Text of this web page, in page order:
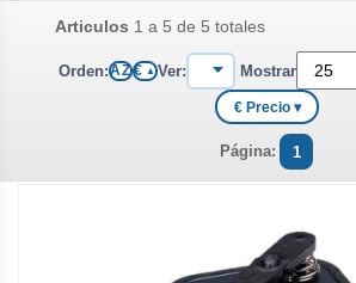
Articulos 1 a 5 de 5 totales
Orden:A Z € ▲ Ver: Mostrar
€ Precio ▾
Página: 1